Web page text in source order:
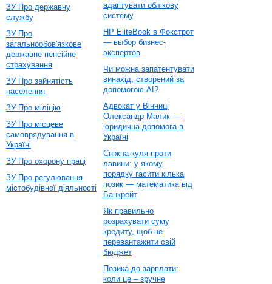
ЗУ Про державну
службу
ЗУ Про
загальнообов'язкове
державне пенсійне
страхування
ЗУ Про зайнятість
населення
ЗУ Про міліцію
ЗУ Про місцеве
самоврядування в
Україні
ЗУ Про охорону праці
ЗУ Про регулювання
містобудівної діяльності
адаптувати облікову
систему
HP EliteBook в Фокстрот
— выбор бизнес-
экспертов
Чи можна запатентувати
винахід, створений за
допомогою AI?
Адвокат у Вінниці
Олександр Малик —
юридична допомога в
Україні
Сніжна куля проти
лавини: у якому
порядку гасити кілька
позик — математика від
Банкрейт
Як правильно
розрахувати суму
кредиту, щоб не
перевантажити свій
бюджет
Позика до зарплати:
коли це – зручне